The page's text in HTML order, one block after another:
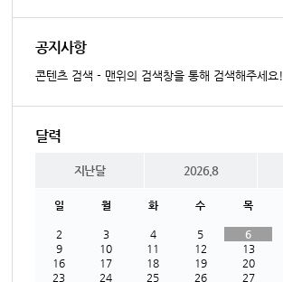
공지사항
콘텐츠 검색 - 맨위의 검색창을 통해 검색해주세요!
달력
지난달 2026.8
일 월 화 수 목
2
3 4 5 6
9
10 11 12 13
16
17 18 19 20
23
24 25 26 27